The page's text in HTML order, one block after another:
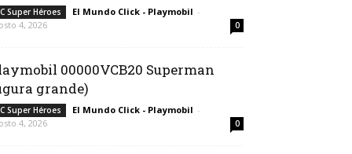
Super Héroes El Mundo Click - Playmobil -
4, 2026
0
00000VCB20 Superman
grande)
Super Héroes El Mundo Click - Playmobil -
4, 2026
0